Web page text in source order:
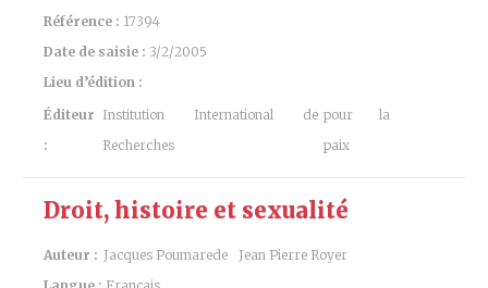
Référence : 17394
Date de saisie : 3/2/2005
Lieu d’édition :
Éditeur
:
Institution International de
Recherches
pour la
paix
Droit, histoire et sexualité
Auteur : Jacques Poumarede
Jean Pierre Royer
Langue : Français